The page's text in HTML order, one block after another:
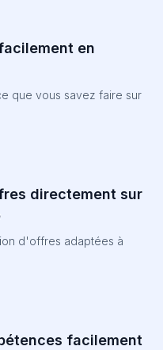
en
que vous savez faire sur
directement sur
d'offres adaptées à
facilement